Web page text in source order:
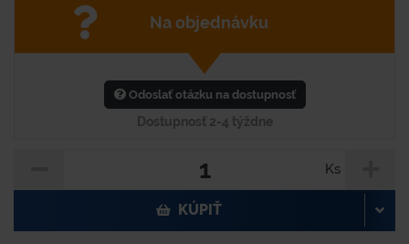
Na objednávku
Odoslať otázku na dostupnosť
Dostupnosť 2-4 týždne
Ks
KÚPIŤ